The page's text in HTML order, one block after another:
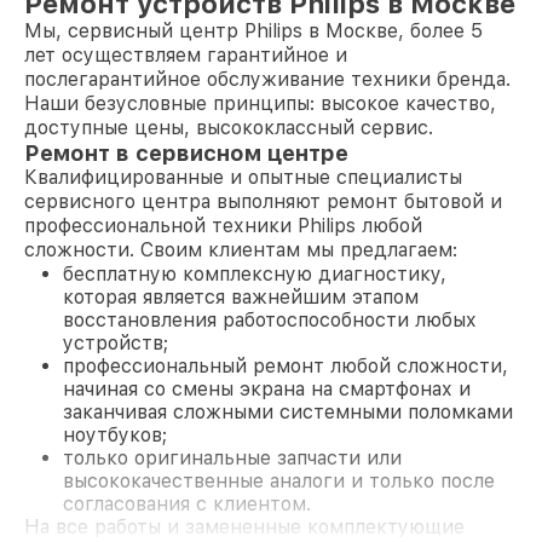
Мы, сервисный центр Philips в Москве, более 5
лет осуществляем гарантийное и
послегарантийное обслуживание техники бренда.
Наши безусловные принципы: высокое качество,
доступные цены, высококлассный сервис.
Ремонт в сервисном центре
Квалифицированные и опытные специалисты
сервисного центра выполняют ремонт бытовой и
профессиональной техники Philips любой
сложности. Своим клиентам мы предлагаем:
бесплатную комплексную диагностику,
которая является важнейшим этапом
восстановления работоспособности любых
устройств;
профессиональный ремонт любой сложности,
начиная со смены экрана на смартфонах и
заканчивая сложными системными поломками
ноутбуков;
только оригинальные запчасти или
высококачественные аналоги и только после
согласования с клиентом.
На все работы и замененные комплектующие